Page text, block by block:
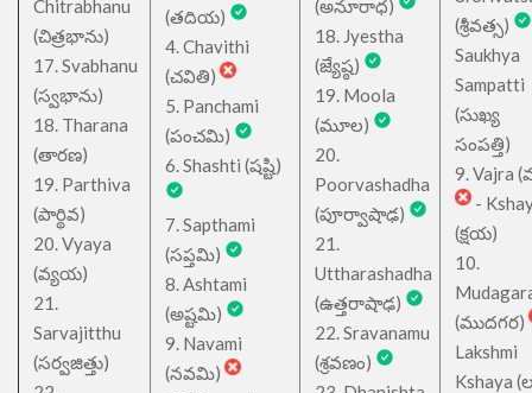
Chitrabhanu
(చిత్రభాను)
17. Svabhanu
(స్వభాను)
18. Tharana
(తారణ)
19. Parthiva
(పార్థివ)
20. Vyaya
(వ్యయ)
21.
Sarvajitthu
(సర్వజిత్తు)
(తదియ)
4. Chavithi
(చవితి)
5. Panchami
(పంచమి)
6. Shashti (షష్టి)
7. Sapthami
(సప్తమి)
8. Ashtami
(అష్టమి)
9. Navami
(నవమి)
(అనూరాధ)
18. Jyestha
(జ్యేష్ఠ)
19. Moola
(మూల)
20.
Poorvashadha
(పూర్వాషాఢ)
21.
Uttharashadha
(ఉత్తరాషాఢ)
22. Sravanamu
(శ్రవణం)
(శ్రీవత్స)
Saukhya
Sampatti
(సుఖ్య
సంపత్తి)
9. Vajra
-
(క్షయ)
10.
(ముదగర)
Lakshmi
Kshaya